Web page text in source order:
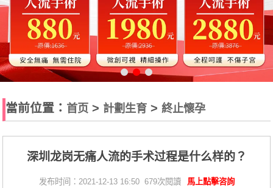
當前位置： 首页 > 計劃生育 >終止懷孕
深圳龙岗无痛人流的手术过程是什么样的？
发布时间：2021-12-13 16:50 679次閱讀 馬上點擊咨詢